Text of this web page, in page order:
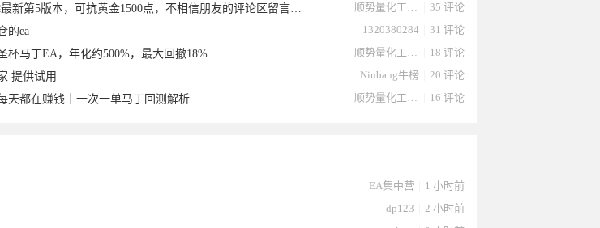
2023-10- 于2023- ng于 跟单于 于2023- 于2023- 于2023-
史上最强马丁对冲EA金麒麟最新第5版本，可抗黄金1500点，不相信朋友的评论区留言解答，韭菜的自我感悟
35 评论
顺势量化工作室
的ea
31 评论
1320380284
杯马丁EA，年化约500%，最大回撤18%
18 评论
顺势量化工作室
提供试用
20 评论
Niubang牛榜
天都在赚钱｜一次一单马丁回测解析
16 评论
顺势量化工作室
1 小时前
EA集中营
2 小时前
dp123